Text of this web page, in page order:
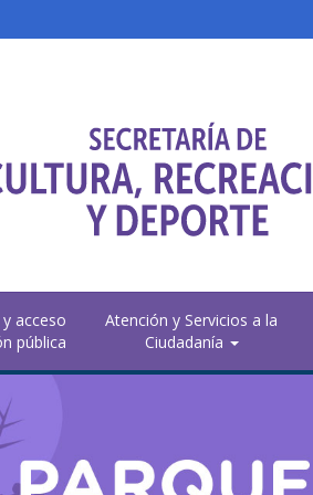
acceso
pública
Atención y Servicios a la
Ciudadanía